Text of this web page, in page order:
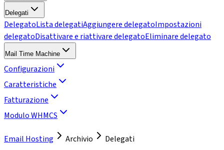
Delegati
DelegatoLista delegatiAggiungere delegatoImpostazioni
delegatoDisattivare e riattivare delegatoEliminare delegato
Mail Time Machine
Configurazioni
Caratteristiche
Fatturazione
Modulo WHMCS
Email Hosting Archivio Delegati